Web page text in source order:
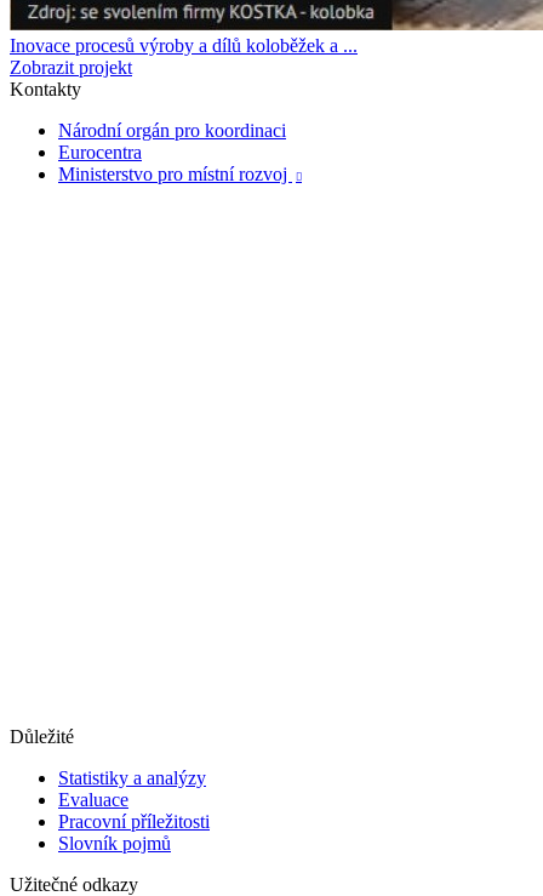
Inovace procesů výroby a dílů koloběžek a ...
Zobrazit projekt
Kontakty
Národní orgán pro koordinaci
Eurocentra
Ministerstvo pro místní rozvoj

Důležité
Statistiky a analýzy
Evaluace
Pracovní příležitosti
Slovník pojmů
Užitečné odkazy